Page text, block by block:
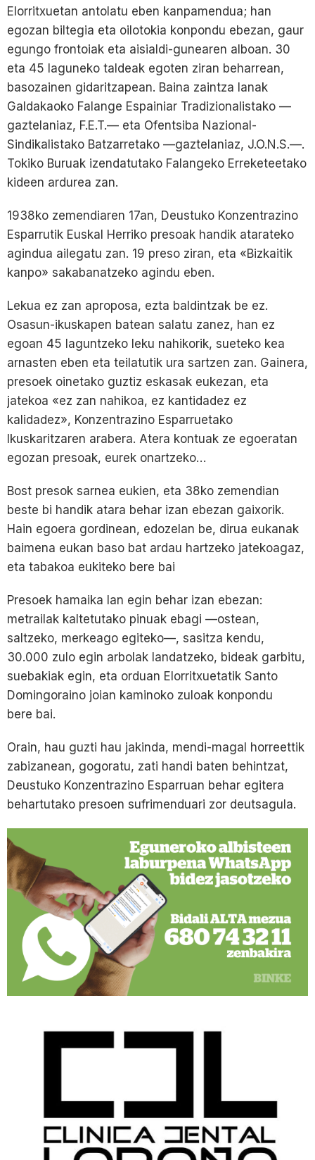
Elorritxuetan antolatu eben kanpamendua; han
egozan biltegia eta oilotokia konpondu ebezan, gaur
egungo frontoiak eta aisialdi-gunearen alboan. 30
eta 45 laguneko taldeak egoten ziran beharrean,
basozainen gidaritzapean. Baina zaintza lanak
Galdakaoko Falange Espainiar Tradizionalistako —
gaztelaniaz, F.E.T.— eta Ofentsiba Nazional-
Sindikalistako Batzarretako —gaztelaniaz, J.O.N.S.—.
Tokiko Buruak izendatutako Falangeko Erreketeetako
kideen ardurea zan.
1938ko zemendiaren 17an, Deustuko Konzentrazino
Esparrutik Euskal Herriko presoak handik atarateko
agindua ailegatu zan. 19 preso ziran, eta «Bizkaitik
kanpo» sakabanatzeko agindu eben.
Lekua ez zan aproposa, ezta baldintzak be ez.
Osasun-ikuskapen batean salatu zanez, han ez
egoan 45 laguntzeko leku nahikorik, sueteko kea
arnasten eben eta teilatutik ura sartzen zan. Gainera,
presoek oinetako guztiz eskasak eukezan, eta
jatekoa «ez zan nahikoa, ez kantidadez ez
kalidadez», Konzentrazino Esparruetako
Ikuskaritzaren arabera. Atera kontuak ze egoeratan
egozan presoak, eurek onartzeko…
Bost presok sarnea eukien, eta 38ko zemendian
beste bi handik atara behar izan ebezan gaixorik.
Hain egoera gordinean, edozelan be, dirua eukanak
baimena eukan baso bat ardau hartzeko jatekoagaz,
eta tabakoa eukiteko bere bai
Presoek hamaika lan egin behar izan ebezan:
metrailak kaltetutako pinuak ebagi —ostean,
saltzeko, merkeago egiteko—, sasitza kendu,
30.000 zulo egin arbolak landatzeko, bideak garbitu,
suebakiak egin, eta orduan Elorritxuetatik Santo
Domingoraino joian kaminoko zuloak konpondu
bere bai.
Orain, hau guzti hau jakinda, mendi-magal horreettik
zabizanean, gogoratu, zati handi baten behintzat,
Deustuko Konzentrazino Esparruan behar egitera
behartutako presoen sufrimenduari zor deutsagula.